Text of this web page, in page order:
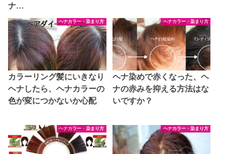
ナ…
ヘナカラー・染まり方
カラーリング髪にいきなり
ヘナしたら、ヘナカラーの
色が変につかないか心配
ヘナカラー・染まり方
ヘナ染めで赤くなった、ヘ
ナの赤みを抑える方法はな
いですか？
ヘナカラー・染まり方 ヘナカラー・染まり方